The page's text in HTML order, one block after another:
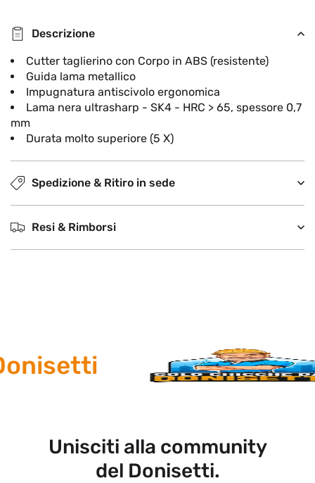
Descrizione
Cutter taglierino con Corpo in ABS (resistente)
Guida lama metallico
Impugnatura antiscivolo ergonomica
Lama nera ultrasharp - SK4 - HRC > 65, spessore 0,7
mm
Durata molto superiore (5 X)
Spedizione & Ritiro in sede
Resi & Rimborsi
Unisciti alla community
del Donisetti.